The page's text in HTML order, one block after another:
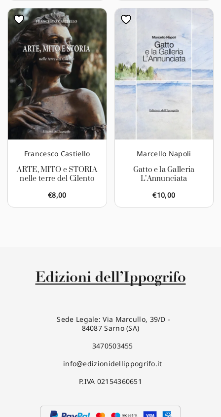
Francesco Castiello
ARTE, MITO e STORIA
nelle terre del Cilento
€8,00
Marcello Napoli
Gatto e la Galleria
L’Annunciata
€10,00
Sede Legale: Via Marcullo, 39/D -
84087 Sarno (SA)
3470503455
info@edizionidellippogrifo.it
P.IVA 02154360651